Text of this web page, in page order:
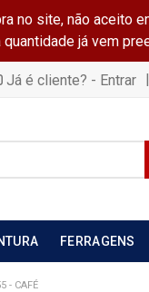
no site, não aceito
já vem
Já é cliente? - Entrar |
FERRAGENS
- CAFÉ